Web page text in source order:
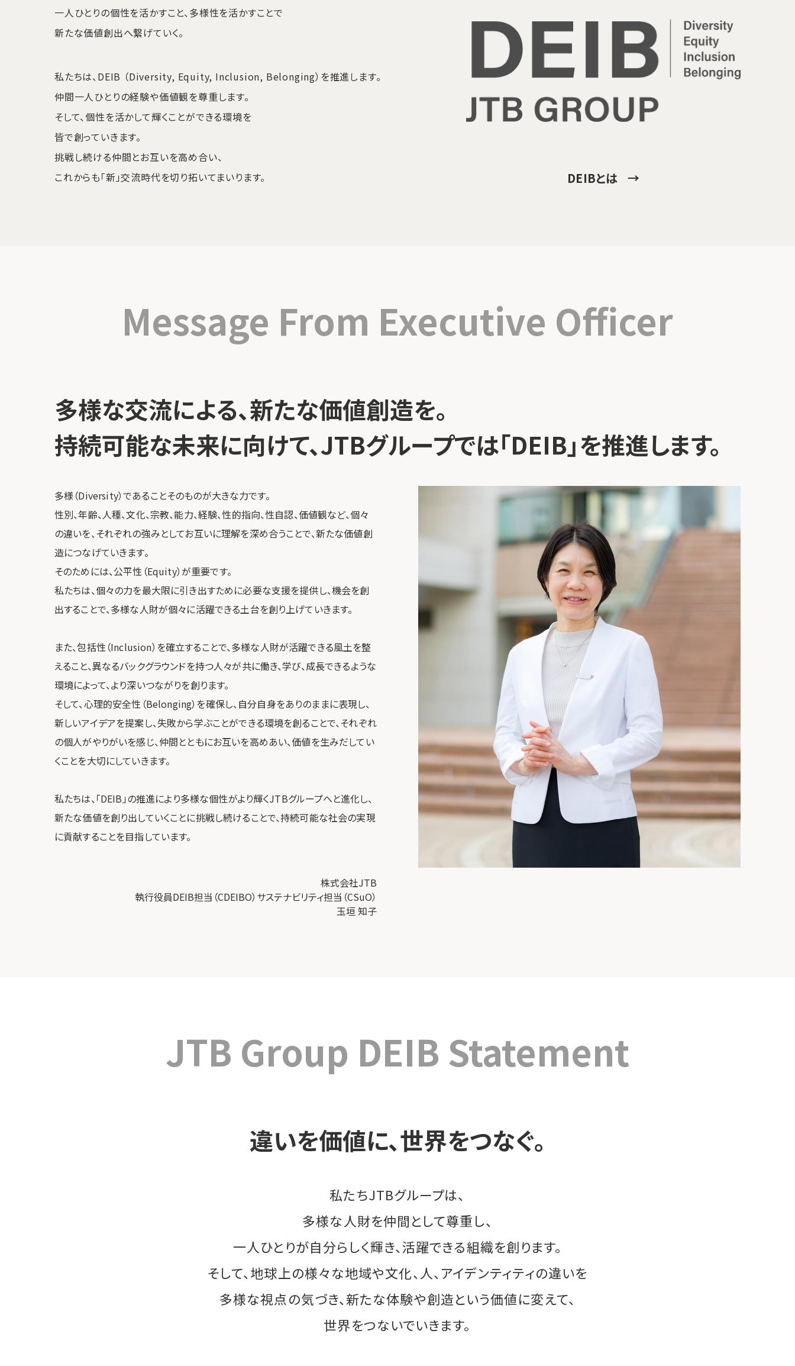
一人ひとりの個性を活かすこと、多様性を活かすことで
新たな価値創出へ繋げていく。
私たちは、DEIB （Diversity, Equity, Inclusion, Belonging）を推進します。
仲間一人ひとりの経験や価値観を尊重します。
そして、個性を活かして輝くことができる環境を
皆で創っていきます。
挑戦し続ける仲間とお互いを高め合い、
これからも「新」交流時代を切り拓いてまいります。
DEIBとは
Message From Executive Officer
多様な交流による、新たな価値創造を。
持続可能な未来に向けて、JTBグループでは「DEIB」を推進します。
多様（Diversity）であることそのものが大きな力です。
性別、年齢、人種、文化、宗教、能力、経験、性的指向、性自認、価値観など、個々
の違いを、それぞれの強みとしてお互いに理解を深め合うことで、新たな価値創
造につなげていきます。
そのためには、公平性（Equity）が重要です。
私たちは、個々の力を最大限に引き出すために必要な支援を提供し、機会を創
出することで、多様な人財が個々に活躍できる土台を創り上げていきます。
また、包括性（Inclusion）を確立することで、多様な人財が活躍できる風土を整
えること、異なるバックグラウンドを持つ人々が共に働き、学び、成長できるような
環境によって、より深いつながりを創ります。
そして、心理的安全性（Belonging）を確保し、自分自身をありのままに表現し、
新しいアイデアを提案し、失敗から学ぶことができる環境を創ることで、それぞれ
の個人がやりがいを感じ、仲間とともにお互いを高めあい、価値を生みだしてい
くことを大切にしていきます。
私たちは、「DEIB」の推進により多様な個性がより輝くJTBグループへと進化し、
新たな価値を創り出していくことに挑戦し続けることで、持続可能な社会の実現
に貢献することを目指しています。
株式会社JTB
執行役員DEIB担当（CDEIBO）サステナビリティ担当（CSuO）
玉垣 知子
JTB Group DEIB Statement
違いを価値に、世界をつなぐ。
私たちJTBグループは、
多様な人財を仲間として尊重し、
一人ひとりが自分らしく輝き、活躍できる組織を創ります。
そして、地球上の様々な地域や文化、人、 アイデンティティの違いを
多様な視点の気づき、新たな体験や創造という価値に変えて、
世界をつないでいきます。